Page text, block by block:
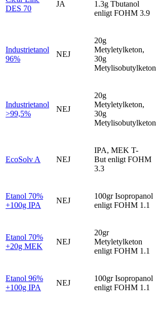
DES 70
JA
1.3g Tbutanol
enligt FOHM 3.9
Industrietanol
96%
NEJ
20g
Metyletylketon,
30g
Metylisobutylketon
Industrietanol
>99,5%
NEJ
20g
Metyletylketon,
30g
Metylisobutylketon
EcoSolv A NEJ
IPA, MEK T-
But enligt FOHM
3.3
Etanol 70%
+100g IPA
NEJ
100gr Isopropanol
enligt FOHM 1.1
Etanol 70%
+20g MEK
NEJ
20gr
Metyletylketon
enligt FOHM 1.1
Etanol 96%
+100g IPA
NEJ
100gr Isopropanol
enligt FOHM 1.1